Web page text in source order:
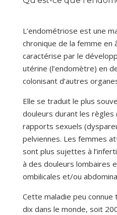
L’endométriose est une
chronique de la femme en
caractérise par le
utérine (l’endomètre) en
colonisant d’autres
Elle se traduit le plus
douleurs durant les règles
rapports sexuels
pelviennes. Les femmes
sont plus sujettes à
à des douleurs lombaires
ombilicales et/ou
Cette maladie peu connue
dix dans le monde, soit